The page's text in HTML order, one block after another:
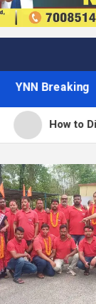
YNN Breaking
How to Display